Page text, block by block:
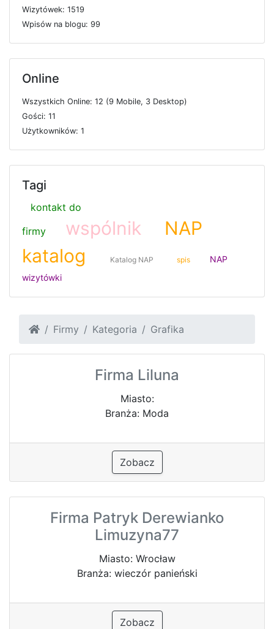
Wizytówek: 1519
Wpisów na blogu: 99
Online
Wszystkich Online: 12 (9 Mobile, 3 Desktop)
Gości: 11
Użytkowników: 1
Tagi
kontakt do
firmy
wspólnik
NAP
katalog
Katalog NAP spis
NAP
wizytówki
Firmy Kategoria Grafika
Firma Liluna
Miasto:
Branża: Moda
Zobacz
Firma Patryk Derewianko
Limuzyna77
Miasto: Wrocław
Branża: wieczór panieński
Zobacz